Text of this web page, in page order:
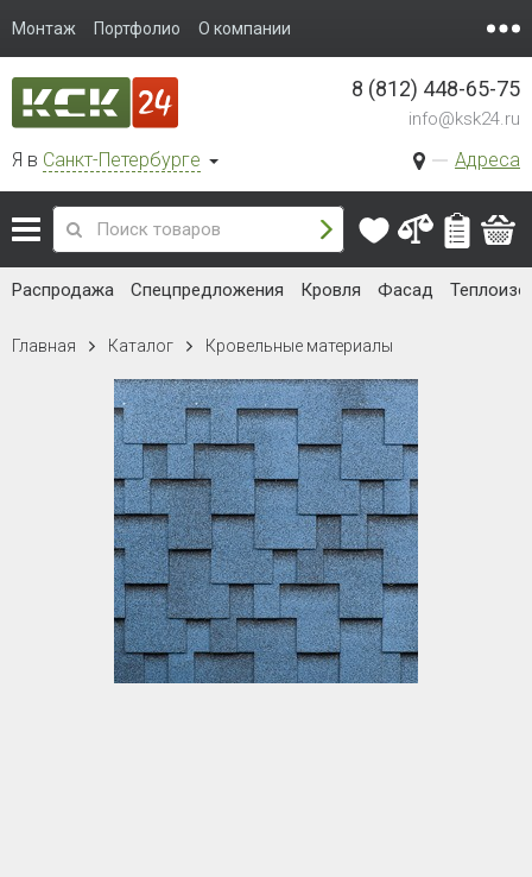
Монтаж Портфолио О компании
Я в Санкт-Петербурге Адреса
8 (812) 448-65-75
info@ksk24.ru
Распродажа Спецпредложения Кровля Фасад
Главная Каталог Кровельные материалы